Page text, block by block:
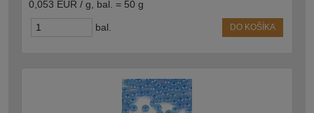
0,053 EUR / g
bal. = 50 g
bal. DO KOŠÍKA